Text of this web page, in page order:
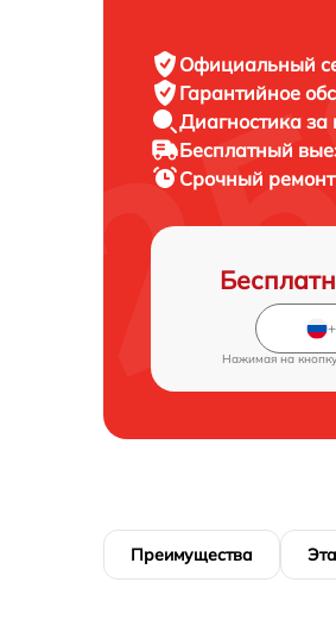
Официальный
Гарантийное
Диагностика за
Бесплатный
Срочный ремонт
Нажимая на
Преимущества